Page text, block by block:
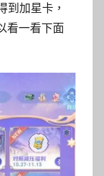
到加星卡，
看一看下面